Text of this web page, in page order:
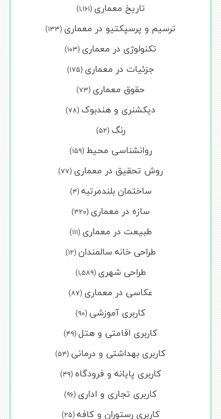
تاریخ معماری (۱,۱۶۱)
ترسیم و پرسپکتیو در معماری (۱۳۳)
تکنولوژی در معماری (۱۰۳)
جزئیات در معماری (۱۷۵)
حقوق معماری (۷۳)
دیکشنری و هندبوک (۷۸)
رنگ (۵۲)
روانشناسی محیط (۱۵۹)
روش تحقیق در معماری (۷۷)
ساختمان بلندمرتبه (۴)
سازه در معماری (۳۲۰)
طبیعت در معماری (۱۱۱)
طراحی خانه سالمندان (۱۲)
طراحی شهری (۱,۵۸۹)
عکاسی در معماری (۸۷)
کاربری آموزشی (۹۰)
کاربری اقامتی و هتل (۴۹)
کاربری بهداشتی و درمانی (۵۴)
کاربری پایانه و فرودگاه (۴۹)
کاربری تجاری و اداری (۹۶)
کاربری رستوران و کافه (۲۵)